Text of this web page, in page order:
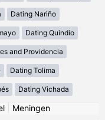
Dating Nariño
Dating Quindio
and Providencia
Dating Tolima
Dating Vichada
| Meningen